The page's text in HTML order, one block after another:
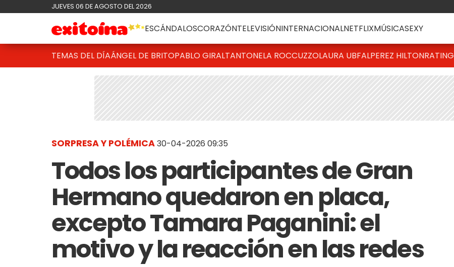
JUEVES 06 DE AGOSTO DEL 2026
ESCÁNDALOSCORAZÓNTELEVISIÓNINTERNACIONALNETFLIXMÚSICASEXY
TEMAS DEL DÍAÁNGEL DE BRITOPABLO GIRALTANTONELA ROCCUZZOLAURA UBFALPEREZ HILTONRATING
SORPRESA Y POLÉMICA30-04-2026 09:35
Todos los participantes de Gran
Hermano quedaron en placa,
excepto Tamara Paganini: el
motivo y la reacción en las redes